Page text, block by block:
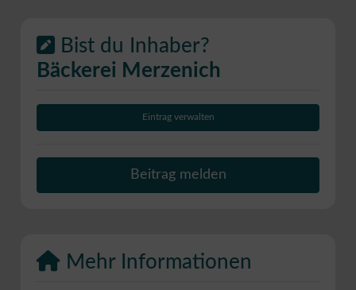
Bist du Inhaber?
Bäckerei Merzenich
Eintrag verwalten
Beitrag melden
Mehr Informationen